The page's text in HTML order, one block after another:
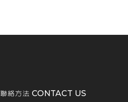
聯絡方法 CONTACT US